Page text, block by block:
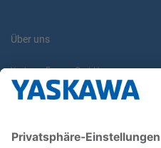
Über uns
Yaskawa Europe GmbH
Karriere
Newsletter